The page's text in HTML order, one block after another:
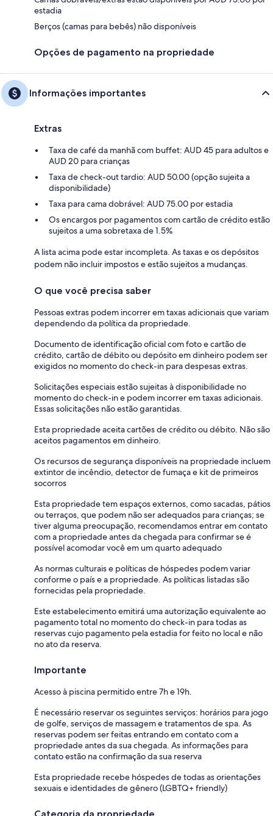
estadia
Berços (camas para bebês) não disponíveis
Opções de pagamento na propriedade
Informações importantes
Extras
Taxa de café da manhã com buffet: AUD 45 para adultos e
AUD 20 para crianças
Taxa de check-out tardio: AUD 50.00 (opção sujeita a
disponibilidade)
Taxa para cama dobrável: AUD 75.00 por estadia
Os encargos por pagamentos com cartão de crédito estão
sujeitos a uma sobretaxa de 1.5%
A lista acima pode estar incompleta. As taxas e os depósitos
podem não incluir impostos e estão sujeitos a mudanças.
O que você precisa saber
Pessoas extras podem incorrer em taxas adicionais que variam
dependendo da política da propriedade.
Documento de identificação oficial com foto e cartão de
crédito, cartão de débito ou depósito em dinheiro podem ser
exigidos no momento do check-in para despesas extras.
Solicitações especiais estão sujeitas à disponibilidade no
momento do check-in e podem incorrer em taxas adicionais.
Essas solicitações não estão garantidas.
Esta propriedade aceita cartões de crédito ou débito. Não são
aceitos pagamentos em dinheiro.
Os recursos de segurança disponíveis na propriedade incluem
extintor de incêndio, detector de fumaça e kit de primeiros
socorros
Esta propriedade tem espaços externos, como sacadas, pátios
ou terraços, que podem não ser adequados para crianças; se
tiver alguma preocupação, recomendamos entrar em contato
com a propriedade antes da chegada para confirmar se é
possível acomodar você em um quarto adequado
As normas culturais e políticas de hóspedes podem variar
conforme o país e a propriedade. As políticas listadas são
fornecidas pela propriedade.
Este estabelecimento emitirá uma autorização equivalente ao
pagamento total no momento do check-in para todas as
reservas cujo pagamento pela estadia for feito no local e não
no ato da reserva.
Importante
Acesso à piscina permitido entre 7h e 19h.
É necessário reservar os seguintes serviços: horários para jogo
de golfe, serviços de massagem e tratamentos de spa. As
reservas podem ser feitas entrando em contato com a
propriedade antes da sua chegada. As informações para
contato estão na confirmação da sua reserva
Esta propriedade recebe hóspedes de todas as orientações
sexuais e identidades de gênero (LGBTQ+ friendly)